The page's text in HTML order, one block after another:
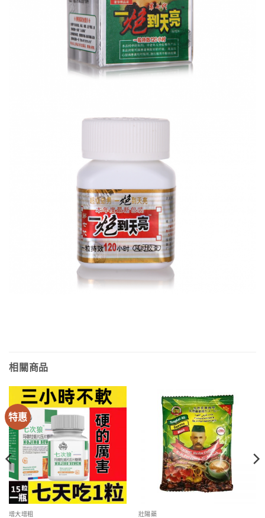
相關商品
特惠
增大增粗 壯陽藥